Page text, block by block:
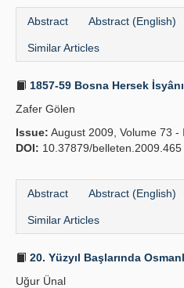
Abstract Abstract (English)
Similar Articles
1857-59 Bosna Hersek İsyânı
Zafer Gölen
Issue: August 2009, Volume 73 -
DOI: 10.37879/belleten.2009.465
Abstract Abstract (English)
Similar Articles
20. Yüzyıl Başlarında
Uğur Ünal